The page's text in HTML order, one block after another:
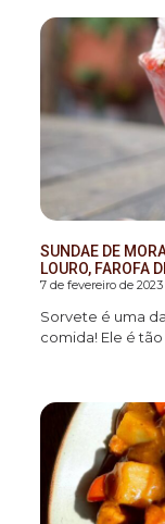
SUNDAE DE
LOURO, FAROFA
7 de fevereiro de 2023
Sorvete é uma
comida! Ele é tão